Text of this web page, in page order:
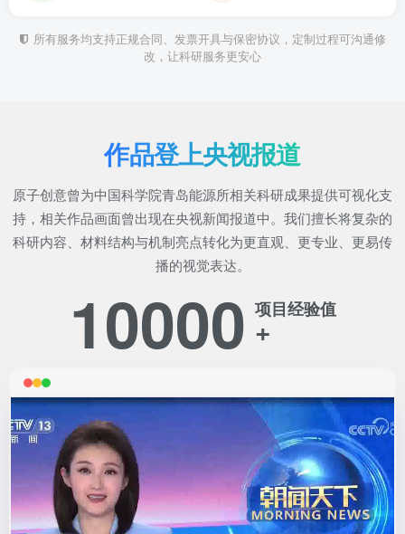
所有服务均支持正规合同、发票开具与保密协议，定制过程可沟通修
改，让科研服务更安心
作品登上央视报道
原子创意曾为中国科学院青岛能源所相关科研成果提供可视化支
持，相关作品画面曾出现在央视新闻报道中。我们擅长将复杂的
科研内容、材料结构与机制亮点转化为更直观、更专业、更易传
播的视觉表达。
10000 项目经验值
+